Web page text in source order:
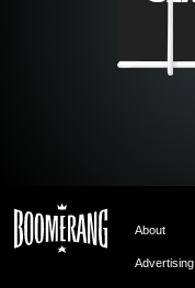
About
Advertising